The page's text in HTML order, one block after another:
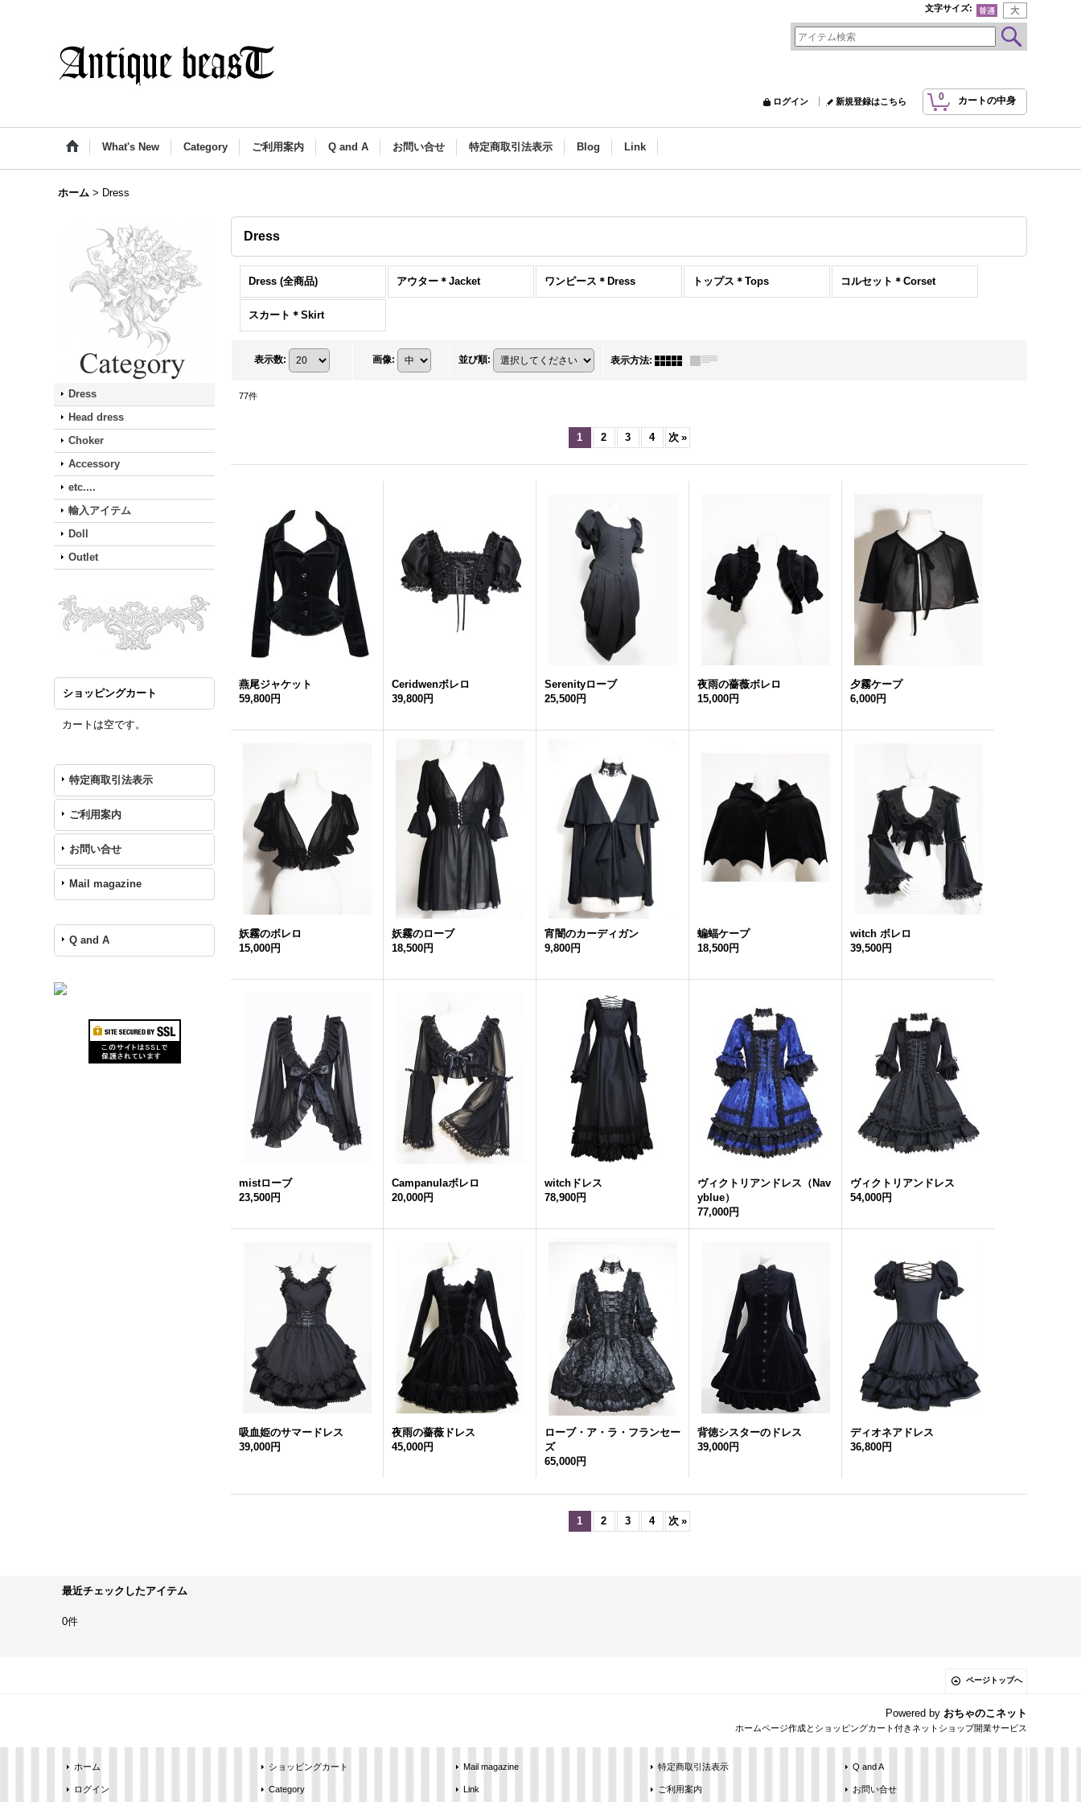
文字サイズ:
0 カートの中身
ログイン 新規登録はこちら
What's New Category ご利用案内 Q and A お問い合せ 特定商取引法表示 Blog Link
ホーム > Dress
Dress
Head dress
Choker
Accessory
etc....
輸入アイテム
Doll
Outlet
ショッピングカート
カートは空です。
特定商取引法表示
ご利用案内
お問い合せ
Mail magazine
Q and A
Dress
Dress (全商品) アウター＊Jacket ワンピース＊Dress トップス＊Tops コルセット＊Corset
スカート＊Skirt
表示数: 画像: 並び順: 表示方法:
77件
1 2 3 4 次 »
燕尾ジャケット
59,800円
Ceridwenボレロ
39,800円
Serenityローブ
25,500円
夜雨の薔薇ボレロ
15,000円
夕霧ケープ
6,000円
妖霧のボレロ
15,000円
妖霧のローブ
18,500円
宵闇のカーディガン
9,800円
蝙蝠ケープ
18,500円
witch ボレロ
39,500円
mistローブ
23,500円
Campanulaボレロ
20,000円
witchドレス
78,900円
ヴィクトリアンドレス（Nav
yblue）
77,000円
ヴィクトリアンドレス
54,000円
吸血姫のサマードレス
39,000円
夜雨の薔薇ドレス
45,000円
ローブ・ア・ラ・フランセー
ズ
65,000円
背徳シスターのドレス
39,000円
ディオネアドレス
36,800円
1 2 3 4 次 »
最近チェックしたアイテム
0件
ページトップへ
Powered by おちゃのこネット
ホームページ作成とショッピングカート付きネットショップ開業サービス
ホーム
ログイン
ショッピングカート
Category
Mail magazine
Link
特定商取引法表示
ご利用案内
Q and A
お問い合せ